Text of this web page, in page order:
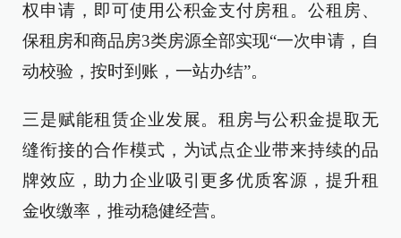
权申请，即可使用公积金支付房租。公租房、
保租房和商品房3类房源全部实现“一次申请，自
动校验，按时到账，一站办结”。
三是赋能租赁企业发展。租房与公积金提取无
缝衔接的合作模式，为试点企业带来持续的品
牌效应，助力企业吸引更多优质客源，提升租
金收缴率，推动稳健经营。